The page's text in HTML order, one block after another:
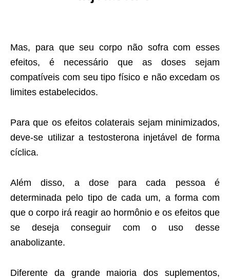
Mas, para que seu corpo não sofra com esses
efeitos, é necessário que as doses sejam
compatíveis com seu tipo físico e não excedam os
limites estabelecidos.
Para que os efeitos colaterais sejam minimizados,
deve-se utilizar a testosterona injetável de forma
cíclica.
Além disso, a dose para cada pessoa é
determinada pelo tipo de cada um, a forma com
que o corpo irá reagir ao hormônio e os efeitos que
se deseja conseguir com o uso desse
anabolizante.
Diferente da grande maioria dos suplementos,